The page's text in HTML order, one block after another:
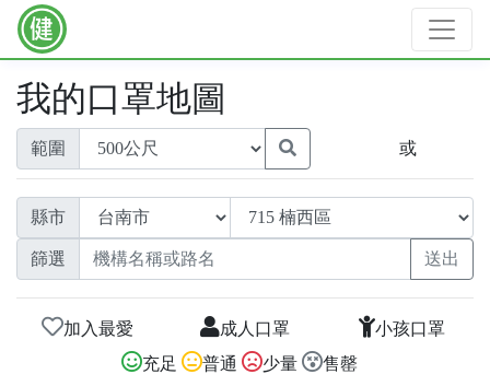
我的口罩地圖
範圍 或
縣市
篩選
加入最愛 成人口罩
小孩口罩
充足
普通 少量
售罄